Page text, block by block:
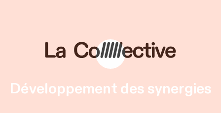
Développement des synergies